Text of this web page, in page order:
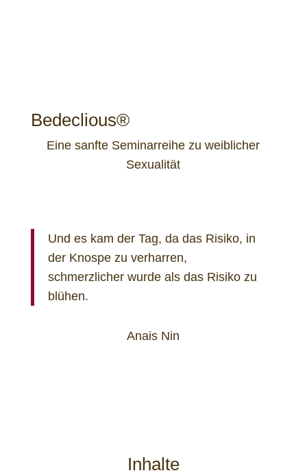
Bedeclious®
Eine sanfte Seminarreihe zu weiblicher
Sexualität
Und es kam der Tag, da das Risiko, in
der Knospe zu verharren,
schmerzlicher wurde als das Risiko zu
blühen.
Anais Nin
Inhalte